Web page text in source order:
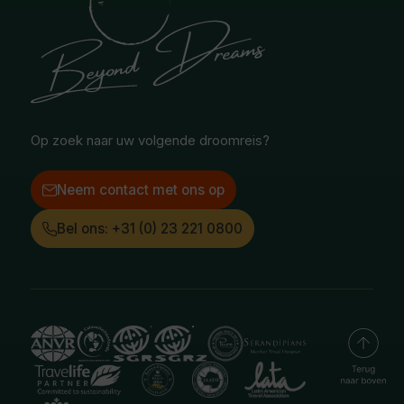
Noord-Amerika
Poolgebied
Safari & Wildlife reizen
Selfdrive reizen
Treinreizen
Reisvoorwaarden
Vacatures
Facebook
Instagram
Op zoek naar uw volgende droomreis?
Neem contact met ons op
Bel ons: +31 (0) 23 221 0800